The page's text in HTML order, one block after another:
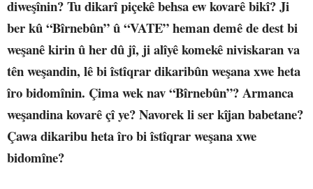
diweşînin? Tu dikarî piçekê behsa ew kovarê bikî? Ji
ber kû “Bîrnebûn” û “VATE” heman demê de dest bi
weşanê kirin û her dû jî, ji alîyê komekê niviskaran va
tên weşandin, lê bi îstîqrar dikaribûn weşana xwe heta
îro bidomînin. Çima wek nav “Bîrnebûn”? Armanca
weşandina kovarê çî ye? Navorek li ser kîjan babetane?
Çawa dikaribu heta îro bi îstîqrar weşana xwe
bidomîne?